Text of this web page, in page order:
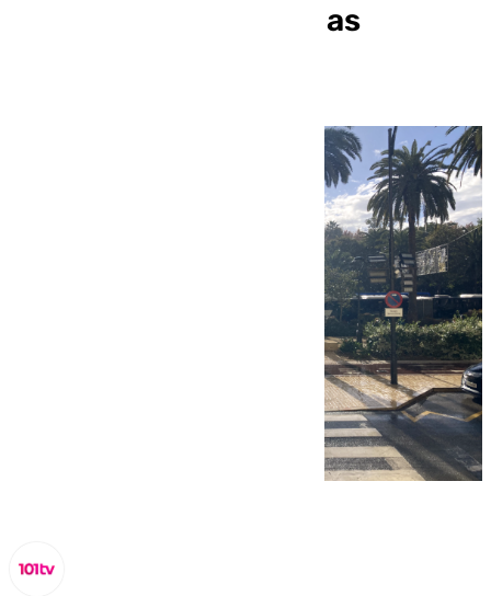
incidencias debido a las